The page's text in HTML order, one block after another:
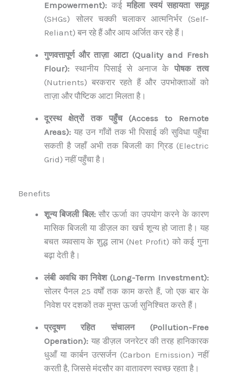
Empowerment): कईमहिला स्वयं सहायता समूह
(SHGs) सोलर चक्की चलाकर आत्मनिर्भर (Self-
Reliant) बन रहे हैं और आय अर्जित कर रहे हैं।
गुणवत्तापूर्ण और ताज़ा आटा (Quality and Fresh
Flour): स्थानीय पिसाई से अनाज केपोषक तत्व
(Nutrients) बरकरार रहते हैं और उपभोक्ताओं को
ताज़ा और पौष्टिक आटा मिलता है।
दूरस्थ क्षेत्रों तक पहुँच (Access to Remote
Areas): यह उन गाँवों तक भी पिसाई की सुविधा पहुँचा
सकती है जहाँ अभी तक बिजली का ग्रिड (Electric
Grid) नहीं पहुँचा है।
Benefits
शून्य बिजली बिल:सौर ऊर्जा का उपयोग करने के कारण
मासिक बिजली या डीज़ल का खर्च शून्य हो जाता है। यह
बचत व्यवसाय के शुद्ध लाभ (Net Profit) को कई गुना
बढ़ा देती है।
लंबी अवधि का निवेश (Long-Term Investment):
सोलर पैनल 25 वर्षों तक काम करते हैं, जो एक बार के
निवेश पर दशकों तक मुफ्त ऊर्जा सुनिश्चित करते हैं।
प्रदूषण रहित संचालन (Pollution-Free
Operation): यह डीज़ल जनरेटर की तरह हानिकारक
धुआँ या कार्बन उत्सर्जन (Carbon Emission) नहीं
करती है, जिससे मंदसौर का वातावरण स्वच्छ रहता है।